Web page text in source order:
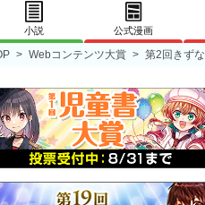
小説 公式漫画
> Webコンテンツ大賞 > 第2回きず